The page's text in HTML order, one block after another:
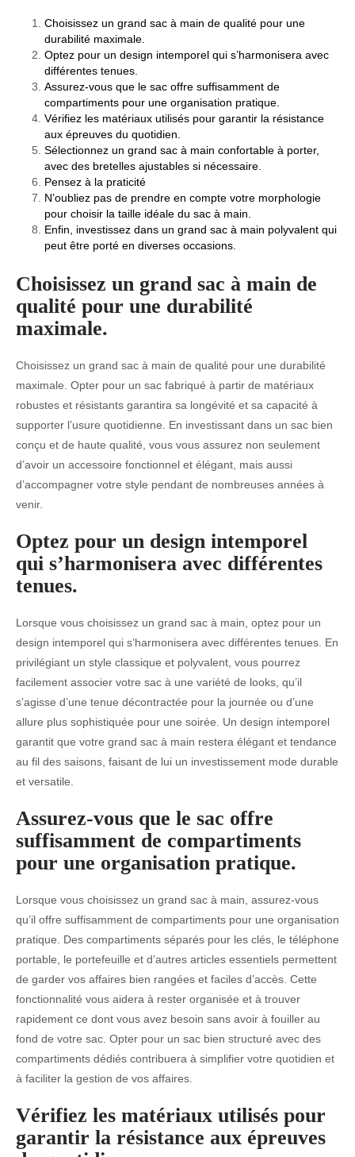
Choisissez un grand sac à main de qualité pour une
durabilité maximale.
Optez pour un design intemporel qui s’harmonisera avec
différentes tenues.
Assurez-vous que le sac offre suffisamment de
compartiments pour une organisation pratique.
Vérifiez les matériaux utilisés pour garantir la résistance
aux épreuves du quotidien.
Sélectionnez un grand sac à main confortable à porter,
avec des bretelles ajustables si nécessaire.
Pensez à la praticité
N’oubliez pas de prendre en compte votre morphologie
pour choisir la taille idéale du sac à main.
Enfin, investissez dans un grand sac à main polyvalent qui
peut être porté en diverses occasions.
Choisissez un grand sac à main de
qualité pour une durabilité
maximale.
Choisissez un grand sac à main de qualité pour une durabilité
maximale. Opter pour un sac fabriqué à partir de matériaux
robustes et résistants garantira sa longévité et sa capacité à
supporter l’usure quotidienne. En investissant dans un sac bien
conçu et de haute qualité, vous vous assurez non seulement
d’avoir un accessoire fonctionnel et élégant, mais aussi
d’accompagner votre style pendant de nombreuses années à
venir.
Optez pour un design intemporel
qui s’harmonisera avec différentes
tenues.
Lorsque vous choisissez un grand sac à main, optez pour un
design intemporel qui s’harmonisera avec différentes tenues. En
privilégiant un style classique et polyvalent, vous pourrez
facilement associer votre sac à une variété de looks, qu’il
s’agisse d’une tenue décontractée pour la journée ou d’une
allure plus sophistiquée pour une soirée. Un design intemporel
garantit que votre grand sac à main restera élégant et tendance
au fil des saisons, faisant de lui un investissement mode durable
et versatile.
Assurez-vous que le sac offre
suffisamment de compartiments
pour une organisation pratique.
Lorsque vous choisissez un grand sac à main, assurez-vous
qu’il offre suffisamment de compartiments pour une organisation
pratique. Des compartiments séparés pour les clés, le téléphone
portable, le portefeuille et d’autres articles essentiels permettent
de garder vos affaires bien rangées et faciles d’accès. Cette
fonctionnalité vous aidera à rester organisée et à trouver
rapidement ce dont vous avez besoin sans avoir à fouiller au
fond de votre sac. Opter pour un sac bien structuré avec des
compartiments dédiés contribuera à simplifier votre quotidien et
à faciliter la gestion de vos affaires.
Vérifiez les matériaux utilisés pour
garantir la résistance aux épreuves